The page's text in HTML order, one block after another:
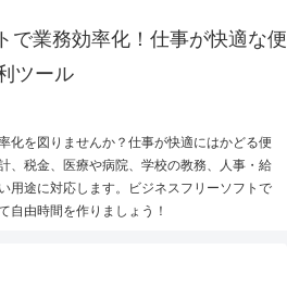
で業務効率化！仕事が快適な便
ツール
化を図りませんか？仕事が快適にはかどる便
、税金、医療や病院、学校の教務、人事・給
用途に対応します。ビジネスフリーソフトで
自由時間を作りましょう！